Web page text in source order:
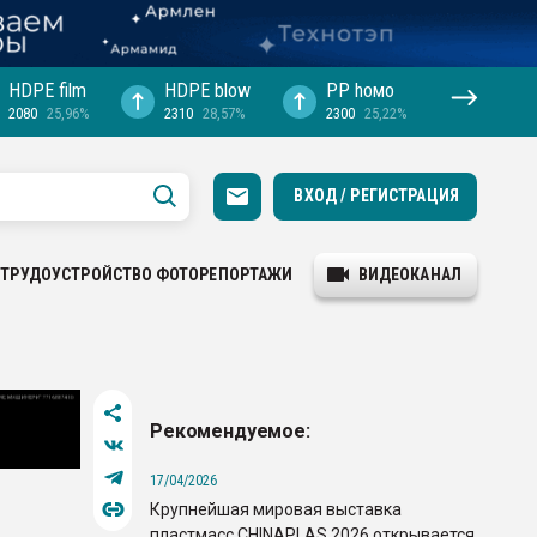
HDPE film
2080 25,96%
HDPE blow
2310 28,57%
PP hомо
2300 25,22%
ВХОД / РЕГИСТРАЦИЯ
ТРУДОУСТРОЙСТВО ФОТОРЕПОРТАЖИ ВИДЕОКАНАЛ
Рекомендуемое:
17/04/2026
Крупнейшая мировая выставка